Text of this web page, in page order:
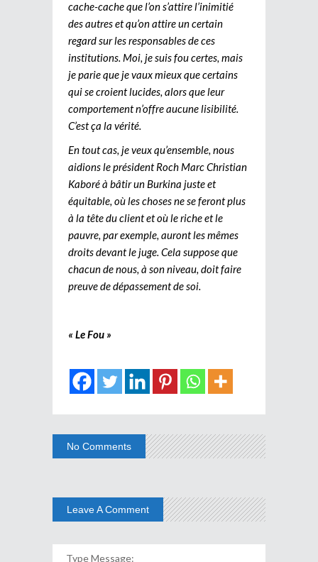
cache-cache que l’on s’attire l’inimitié
des autres et qu’on attire un certain
regard sur les responsables de ces
institutions. Moi, je suis fou certes, mais
je parie que je vaux mieux que certains
qui se croient lucides, alors que leur
comportement n’offre aucune lisibilité.
C’est ça la vérité.
En tout cas, je veux qu’ensemble, nous
aidions le président Roch Marc Christian
Kaboré à bâtir un Burkina juste et
équitable, où les choses ne se feront plus
à la tête du client et où le riche et le
pauvre, par exemple, auront les mêmes
droits devant le juge. Cela suppose que
chacun de nous, à son niveau, doit faire
preuve de dépassement de soi.
« Le Fou »
No Comments
Leave A Comment